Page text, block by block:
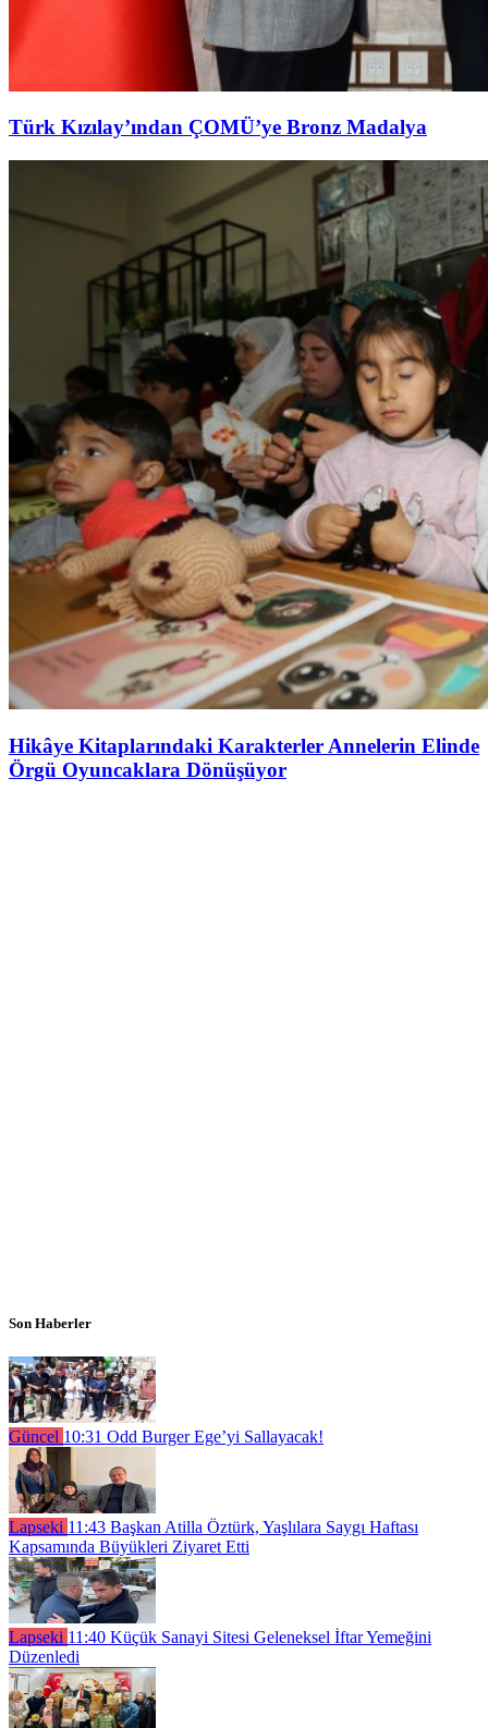
Türk Kızılay’ından ÇOMÜ’ye Bronz Madalya
Hikâye Kitaplarındaki Karakterler Annelerin Elinde
Örgü Oyuncaklara Dönüşüyor
Son Haberler
Güncel 10:31 Odd Burger Ege’yi Sallayacak!
Lapseki 11:43 Başkan Atilla Öztürk, Yaşlılara Saygı Haftası
Kapsamında Büyükleri Ziyaret Etti
Lapseki 11:40 Küçük Sanayi Sitesi Geleneksel İftar Yemeğini
Düzenledi